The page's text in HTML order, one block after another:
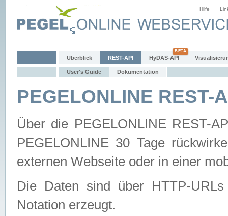
Hilfe
Überblick REST-API HyDAS-API
User's Guide Dokumentation
PEGELONLINE REST-
Über die PEGELONLINE REST-
PEGELONLINE 30 Tage
externen Webseite oder in einer
Die Daten sind über HTTP-
Notation erzeugt.